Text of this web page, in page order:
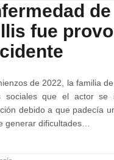
fue
de 2022, la familia
sociales que el actor se
debido a que padecía
generar dificultades…